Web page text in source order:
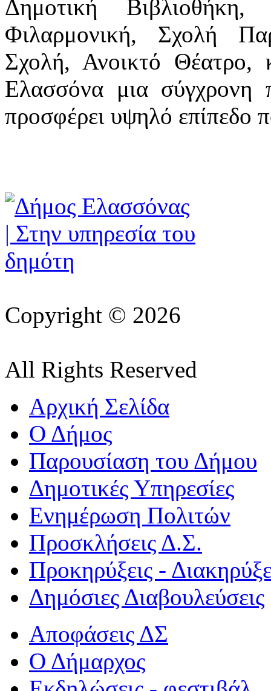
Δημοτική
Φιλαρμονική, Σχολή
Σχολή, Ανοικτό Θέατρο,
Ελασσόνα μια σύγχρονη
προσφέρει υψηλό επίπεδο
Copyright © 2026
All Rights Reserved
Αρχική Σελίδα
Ο Δήμος
Παρουσίαση του Δήμου
Δημοτικές Υπηρεσίες
Ενημέρωση Πολιτών
Προσκλήσεις Δ.Σ.
Προκηρύξεις -
Δημόσιες Διαβουλεύσεις
Αποφάσεις ΔΣ
Ο Δήμαρχος